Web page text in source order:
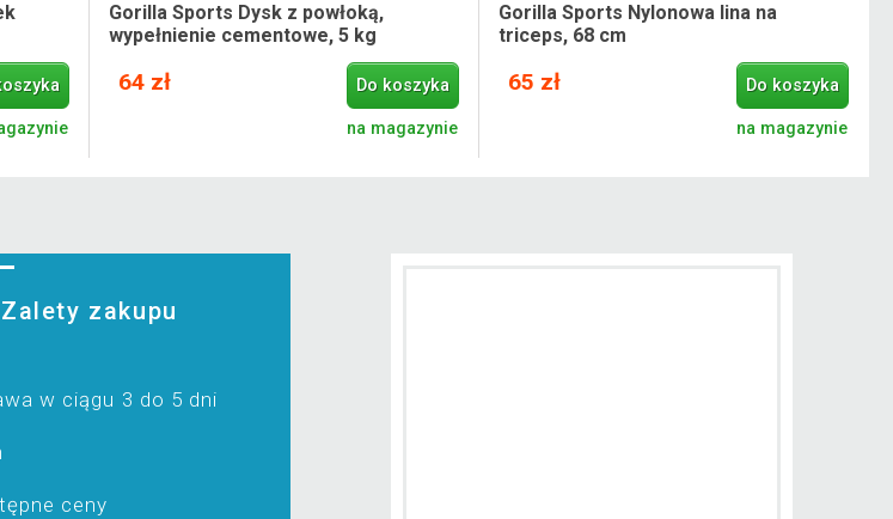
Gorilla Sports Dysk z powłoką,
wypełnienie cementowe, 5 kg
64 zł Do koszyka
na magazynie
Gorilla Sports Nylonowa lina na
triceps, 68 cm
65 zł Do koszyka
na magazynie
Zalety zakupu
w ciągu 3 do 5 dni
ceny